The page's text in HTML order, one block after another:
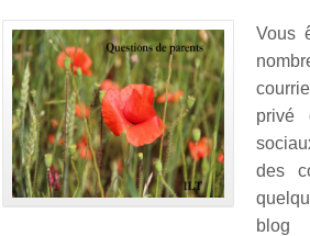
Vous
privé
des